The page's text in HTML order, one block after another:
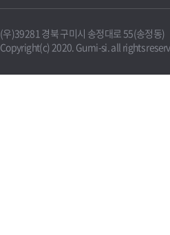
(우)39281 경북 구미시 송정대로 55(송정
Copyright(c) 2020. Gumi-si. all rights